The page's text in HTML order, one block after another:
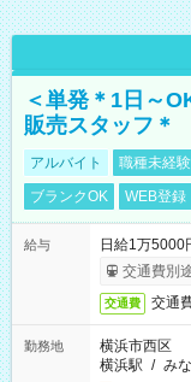
＜単発＊1日～
販売スタッフ＊
アルバイト 職種未経
ブランクOK
WEB登録
給与
日給1万
交通費別
交通費 交通
勤務地
横浜市西区
横浜駅 / み